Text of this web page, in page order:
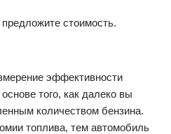
стоимость.
эффективности
того, как далеко вы
количеством бензина.
топлива, тем автомобиль